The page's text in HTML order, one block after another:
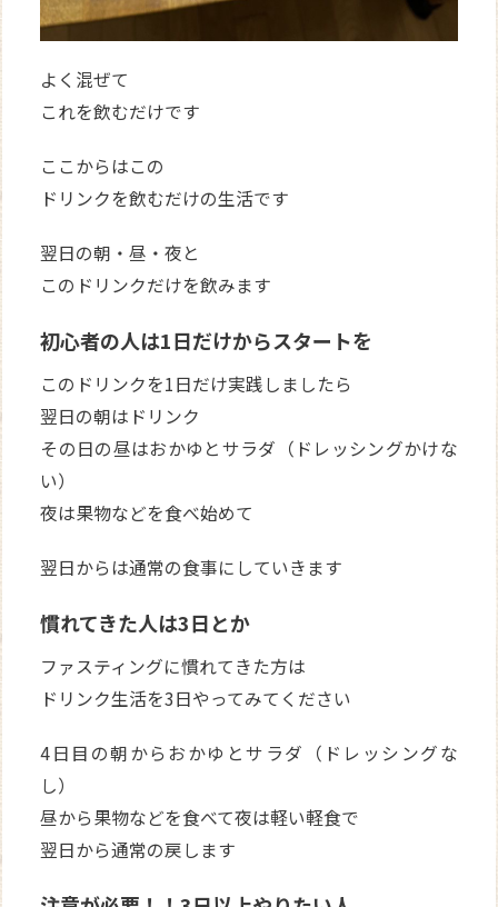
よく混ぜて
これを飲むだけです
ここからはこの
ドリンクを飲むだけの生活です
翌日の朝・昼・夜と
このドリンクだけを飲みます
初心者の人は1日だけからスタートを
このドリンクを1日だけ実践しましたら
翌日の朝はドリンク
その日の昼はおかゆとサラダ（ドレッシングかけな
い）
夜は果物などを食べ始めて
翌日からは通常の食事にしていきます
慣れてきた人は3日とか
ファスティングに慣れてきた方は
ドリンク生活を3日やってみてください
4日目の朝からおかゆとサラダ（ドレッシングな
し）
昼から果物などを食べて夜は軽い軽食で
翌日から通常の戻します